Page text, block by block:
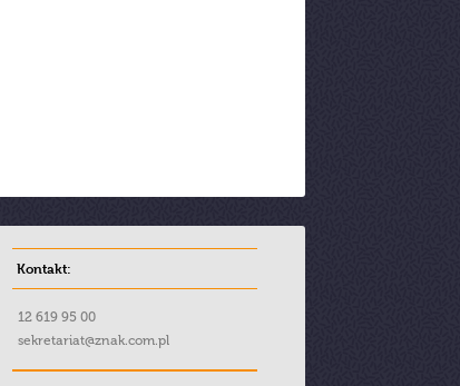
Kontakt:
12 619 95 00
sekretariat@znak.com.pl